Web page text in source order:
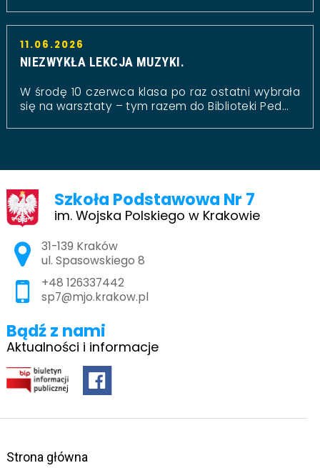
11.06.2026
NIEZWYKŁA LEKCJA MUZYKI.
W środę 10 czerwca klasa po raz ostatni wybrała
się na warsztaty – tym razem do Biblioteki Ped...
Szkoła Podstawowa Nr 7
im. Wojska Polskiego w Krakowie
Adres pocztowy:
31-139 Kraków
ul. Spasowskiego 8
+48 126337442
sp7@mjo.krakow.pl
Bądź z nami
Aktualności i informacje
Strona główna